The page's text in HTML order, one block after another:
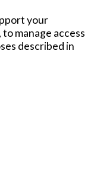
your
manage access
described in